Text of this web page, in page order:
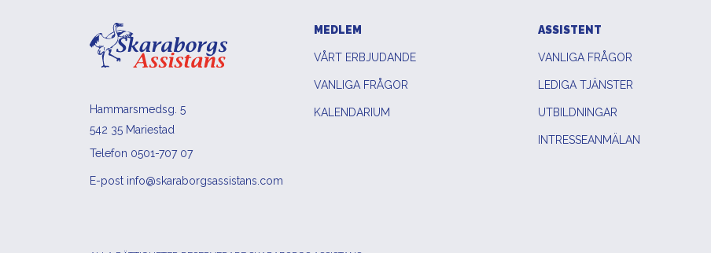
Hammarsmedsg. 5
542 35 Mariestad
Telefon 0501-707 07
E-post info@skaraborgsassistans.com
MEDLEM
VÅRT ERBJUDANDE
VANLIGA FRÅGOR
KALENDARIUM
ASSISTENT
VANLIGA FRÅGOR
LEDIGA TJÄNSTER
UTBILDNINGAR
INTRESSEANMÄLAN